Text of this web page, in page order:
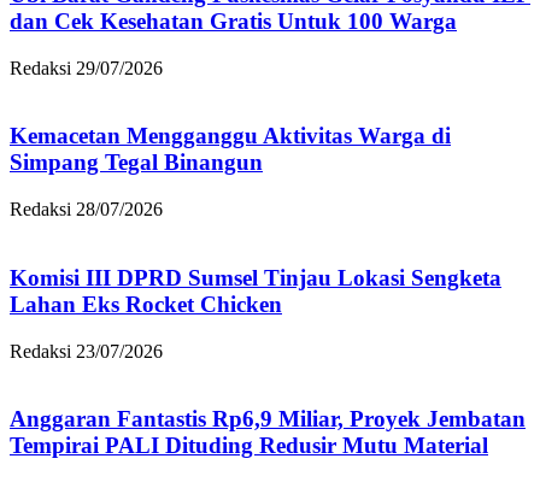
dan Cek Kesehatan Gratis Untuk 100 Warga
Redaksi 29/07/2026
Kemacetan Mengganggu Aktivitas Warga di
Simpang Tegal Binangun
Redaksi 28/07/2026
Komisi III DPRD Sumsel Tinjau Lokasi Sengketa
Lahan Eks Rocket Chicken
Redaksi 23/07/2026
Anggaran Fantastis Rp6,9 Miliar, Proyek Jembatan
Tempirai PALI Dituding Redusir Mutu Material